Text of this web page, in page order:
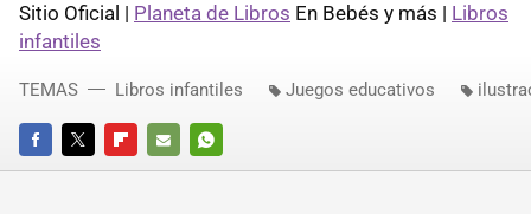
Sitio Oficial | Planeta de Libros En Bebés y más | Libros
infantiles
FACEBOOKTWITTERFLIPBOARD
E-
WHATSAPP
TEMAS Libros infantiles Juegos educativos